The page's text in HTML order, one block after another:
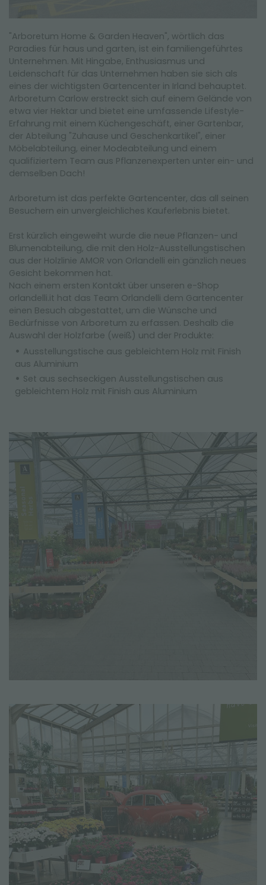
"Arboretum Home & Garden Heaven", wörtlich das
Paradies für haus und garten, ist ein familiengeführtes
Unternehmen. Mit Hingabe, Enthusiasmus und
Leidenschaft für das Unternehmen haben sie sich als
eines der wichtigsten Gartencenter in Irland behauptet.
Arboretum Carlow erstreckt sich auf einem Gelände von
etwa vier Hektar und bietet eine umfassende Lifestyle-
Erfahrung mit einem Küchengeschäft, einer Gartenbar,
der Abteilung "Zuhause und Geschenkartikel", einer
Möbelabteilung, einer Modeabteilung und einem
qualifiziertem Team aus Pflanzenexperten unter ein- und
demselben Dach!
Arboretum ist das perfekte Gartencenter, das all seinen
Besuchern ein unvergleichliches Kauferlebnis bietet.
Erst kürzlich eingeweiht wurde die neue Pflanzen- und
Blumenabteilung, die mit den Holz-Ausstellungstischen
aus der Holzlinie AMOR von Orlandelli ein gänzlich neues
Gesicht bekommen hat.
Nach einem ersten Kontakt über unseren e-Shop
orlandelli.it hat das Team Orlandelli dem Gartencenter
einen Besuch abgestattet, um die Wünsche und
Bedürfnisse von Arboretum zu erfassen. Deshalb die
Auswahl der Holzfarbe (weiß) und der Produkte:
Ausstellungstische aus gebleichtem Holz mit Finish
aus Aluminium
Set aus sechseckigen Ausstellungstischen aus
gebleichtem Holz mit Finish aus Aluminium